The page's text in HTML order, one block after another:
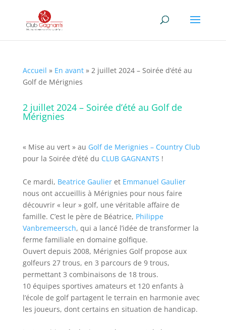
Accueil » En avant» 2 juillet 2024 – Soirée d’été au
Golf de Mérignies
2 juillet 2024 – Soirée d’été au Golf de
Mérignies
« Mise au vert » au Golf de Merignies – Country Club
pour la Soirée d’été du CLUB GAGNANTS !
Ce mardi, Beatrice Gaulieret Emmanuel Gaulier
nous ont accueillis à Mérignies pour nous faire
découvrir « leur » golf, une véritable affaire de
famille. C’est le père de Béatrice, Philippe
Vanbremeersch, qui a lancé l’idée de transformer la
ferme familiale en domaine golfique.
Ouvert depuis 2008, Mérignies Golf propose aux
golfeurs 27 trous, en 3 parcours de 9 trous,
permettant 3 combinaisons de 18 trous.
10 équipes sportives amateurs et 120 enfants à
l’école de golf partagent le terrain en harmonie avec
les joueurs, dont certains en situation de handicap.